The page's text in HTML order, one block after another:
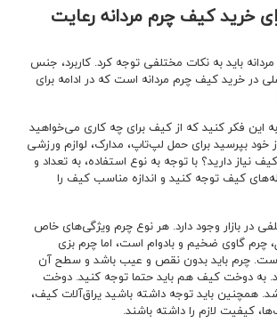
خرید کیف چرم مردانه رعایت
باید به نکات مختلفی توجه کرد. کاربرد، جنس
در خرید کیف چرم مردانه است که در ادامه برای
این فکر کنید که از کیف برای چه کاری می‌خواهید
خود بپرسید برای حمل لپ‌تاپ، مدارک، لوازم ورزشی
نیاز دارید؟ با توجه به نوع استفاده، به تعداد و
کیف توجه کنید و اندازه مناسب کیف را
در بازار وجود دارد. هر نوع چرم ویژگی‌های خاص
چرم گاوی ضخیم و بادوام است، اما چرم بزی
چرم باید بدون نقص و عیب باشد و سطح آن
دوخت کیف هم باید حتما توجه کنید. دوخت
همچنین باید توجه داشته باشید یراق‌آلات کیف،
کیفیت لازم را داشته باشند.